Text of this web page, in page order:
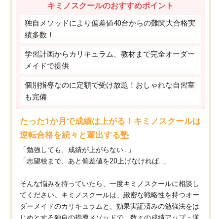
キミノスクールのおすすめポイント
独自メソッドにより偏差値40台からの難関大合格実
績多数！
学習計画からカリキュラム、教材まで完全オーダー
メイドで提供
個別指導なのに定額で受け放題！おしゃれな自習室
も完備
たった1か月で成績は上がる！キミノスクールは
逆転合格を続々と輩出する塾
「勉強しても、成績が上がらない…」
「志望校まで、あと偏差値を20上げなければ…」
そんな悩みを持っていたら、一度キミノスクールに相談し
てください。キミノスクールは、緻密な戦略性を持つオー
ダーメイドのカリキュラムと、効果実証済みの勉強法をは
じめとする独自の指導メソッドで、数々の成績アップ・逆